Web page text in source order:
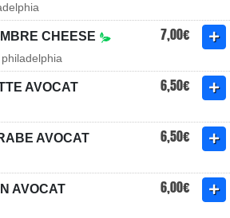
CHEESE 7,00€
AVOCAT 6,50€
AVOCAT 6,50€
AVOCAT 6,00€